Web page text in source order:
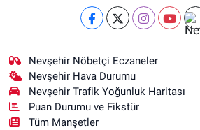
Nevşehir Nöbetçi Eczaneler
Nevşehir Hava Durumu
Nevşehir Trafik Yoğunluk Haritası
Puan Durumu ve Fikstür
Tüm Manşetler